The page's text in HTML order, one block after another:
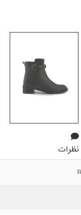
نظرات